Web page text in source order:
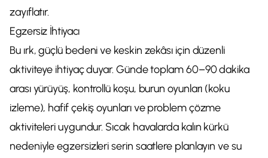
zayıflatır.
Egzersiz İhtiyacı
Bu ırk, güçlü bedeni ve keskin zekâsı için düzenli
aktiviteye ihtiyaç duyar. Günde toplam 60–90 dakika
arası yürüyüş, kontrollü koşu, burun oyunları (koku
izleme), hafif çekiş oyunları ve problem çözme
aktiviteleri uygundur. Sıcak havalarda kalın kürkü
nedeniyle egzersizleri serin saatlere planlayın ve su